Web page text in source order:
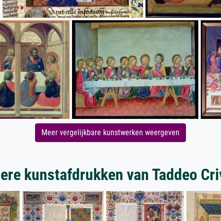
Meer vergelijkbare kunstwerken weergeven
kunstafdrukken van Taddeo